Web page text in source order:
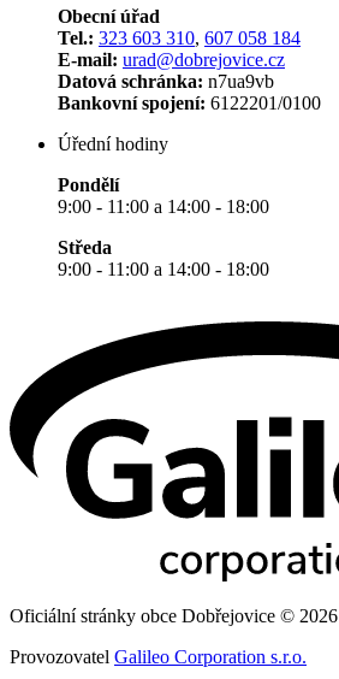
Obecní úřad
Tel.: 323 603 310, 607 058 184
E-mail: urad@dobrejovice.cz
Datová schránka: n7ua9vb
Bankovní spojení: 6122201/0100
Úřední hodiny
Pondělí
9:00 - 11:00 a 14:00 - 18:00
Středa
9:00 - 11:00 a 14:00 - 18:00
Oficiální stránky obce Dobřejovice © 2026
Provozovatel Galileo Corporation s.r.o.